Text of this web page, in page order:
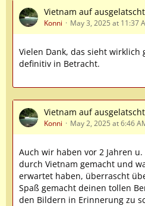
Vietnam auf
Konni May 3, 2025 at 11:37
Vielen Dank, das sieht wirklich
definitiv in Betracht.
Vietnam auf
Konni May 2, 2025 at 6:46
Auch wir haben vor 2 Jahren
durch Vietnam gemacht und
erwartet haben, überrascht
Spaß gemacht deinen tollen
den Bildern in Erinnerung zu